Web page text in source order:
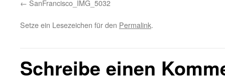
SanFrancisco_IMG_5032
Setze ein Lesezeichen für den Permalink.
Schreibe einen